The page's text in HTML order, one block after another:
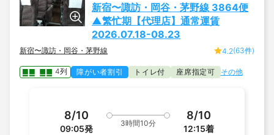
新宿〜諏訪・岡谷・茅野線 3864便
▲繁忙期【代理店】通常運賃
2026.07.18-08.23
新宿〜諏訪・岡谷・茅野線 4.2(63件)
4列 障がい者割引 トイレ付 座席指定可 その他
8/10
09:05発
3時間10分
8/10
12:15着